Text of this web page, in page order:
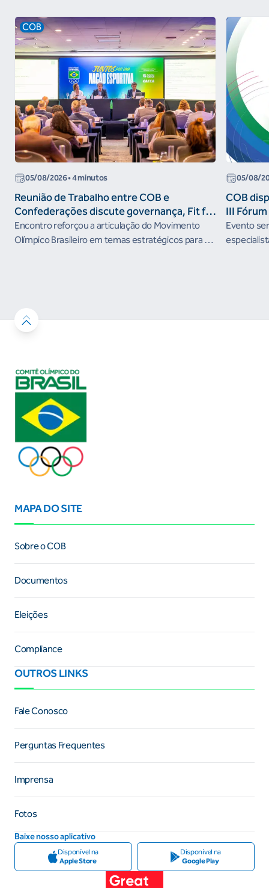
COB
05/08/2026• 4 minutos
Reunião de Trabalho entre COB e
Confederações discute governança, Fit for
the Future e presença do Brasil em
organismos internacionais
Encontro reforçou a articulação do Movimento
Olímpico Brasileiro em temas estratégicos para os
05/08/
COB
III
Evento
MAPA DO SITE
Sobre o COB
Documentos
Eleições
Compliance
OUTROS LINKS
Fale Conosco
Perguntas Frequentes
Imprensa
Fotos
Baixe nosso aplicativo
Disponível na
Apple Store
Disponível na
Google Play